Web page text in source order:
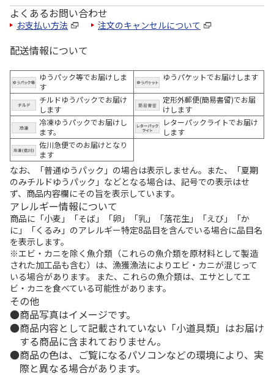
よくあるお問い合わせ
お支払い方法 注文のキャンセルについて
配送情報について
ゆうパック等でお届けしま
す
ゆうパケットでお届けします
チルドゆうパックでお届け
します
定形外郵便(簡易書留)でお届
けします
冷凍ゆうパックでお届けし
ます。
レターパックライトでお届け
します
佐川急便でのお届けとなり
ます
なお、「普通ゆうパック」の場合は表示しません。また、「夏期
のみチルドゆうパック」などとなる場合は、記号での表示はせ
ず、商品内容欄にその旨を表示しています。
アレルギー情報について
商品に「小麦」「そば」「卵」「乳」「落花生」「えび」「か
に」「くるみ」のアレルギー特定8品目を含んでいる場合に品目名
を表示します。
※エビ・カニを除く魚介類（これらの魚介類を原材料として製造
された加工品も含む）は、漁獲漁法によりエビ・カニが混じって
いる場合があります。 また、これらの魚介類は、エサとしてエ
ビ・カニを食べている可能性があります。
その他
商品写真はイメージです。
商品内容として記載されていない「小道具類」はお届け
する商品に含まれておりません。
商品の色は、ご覧になるパソコンなどの環境により、実
際と異なる場合があります。